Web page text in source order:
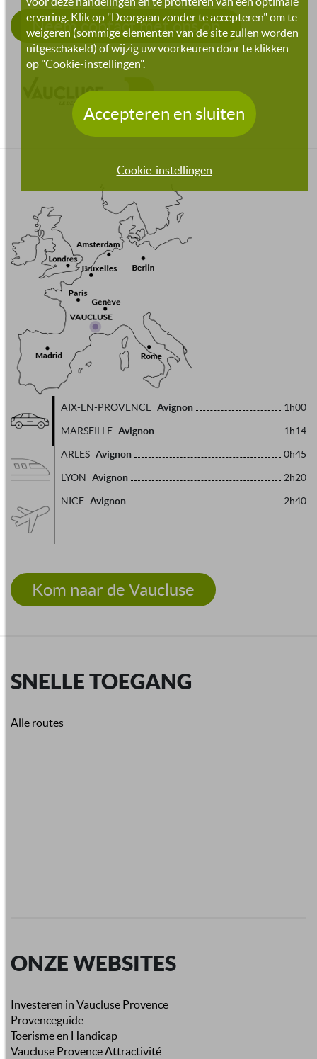
Neem contact met ons op
AIX-EN-PROVENCE Avignon 1h00
MARSEILLE Avignon 1h14
ARLES Avignon 0h45
LYON Avignon 2h20
NICE Avignon 2h40
Kom naar de Vaucluse
SNELLE TOEGANG
Alle routes
ONZE WEBSITES
Investeren in Vaucluse Provence
Provenceguide
Toerisme en Handicap
Vaucluse Provence Attractivité
ervaring. Klik op "Doorgaan zonder te accepteren" om te
weigeren (sommige elementen van de site zullen worden
uitgeschakeld) of wijzig uw voorkeuren door te klikken
op "Cookie-instellingen".
Cookie-instellingen
Accepteren en sluiten